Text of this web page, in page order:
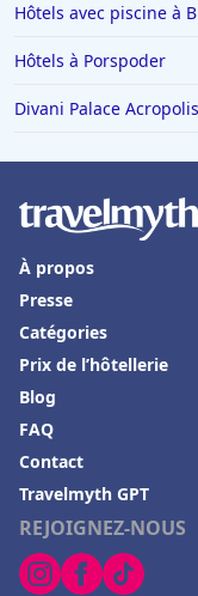
Hôtels à Bouc-
Hôtels à
Hôtels en Alsace
Hôtels à Caudry
Hôtels à Bergame
Hôtels à LʼIsle-sur-
Hôtels à Palavas-
Hôtels au Canada
Hôtels à Condrieu
Hôtels à Château-
Hôtels à Salon-de-
Hôtels avec piscine à
Hôtels à Porspoder
Divani Palace Acropolis
REJOIGNEZ-NOUS
À propos
Presse
Catégories
Prix de l’hôtellerie
Blog
FAQ
Contact
Travelmyth GPT